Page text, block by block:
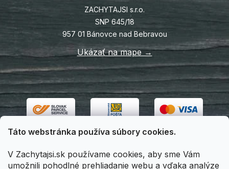
Táto webstránka používa súbory cookies.
V Zachytajsi.sk používame cookies, aby sme Vám
umožnili pohodlné prehliadanie webu a vďaka analýze
ZACHYTAJSI s.r.o.
SNP 645/18
957 01 Bánovce nad Bebravou
Ukázať na mape →